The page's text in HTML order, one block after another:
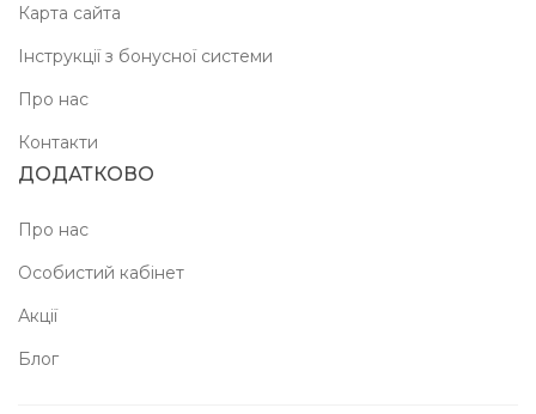
Карта сайта
Інструкції з бонусної системи
Про нас
Контакти
ДОДАТКОВО
Про нас
Особистий кабінет
Акції
Блог